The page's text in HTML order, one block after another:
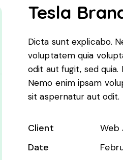
Tesla
Dicta sunt explicabo.
voluptatem quia
odit aut fugit, sed
Nemo enim ipsam
sit aspernatur aut odit.
Client
Web
Date